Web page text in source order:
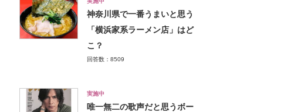
神奈川県で一番うまいと思う
「横浜家系ラーメン店」はど
こ？
回答数：8509
実施中
唯一無二の歌声だと思うボー